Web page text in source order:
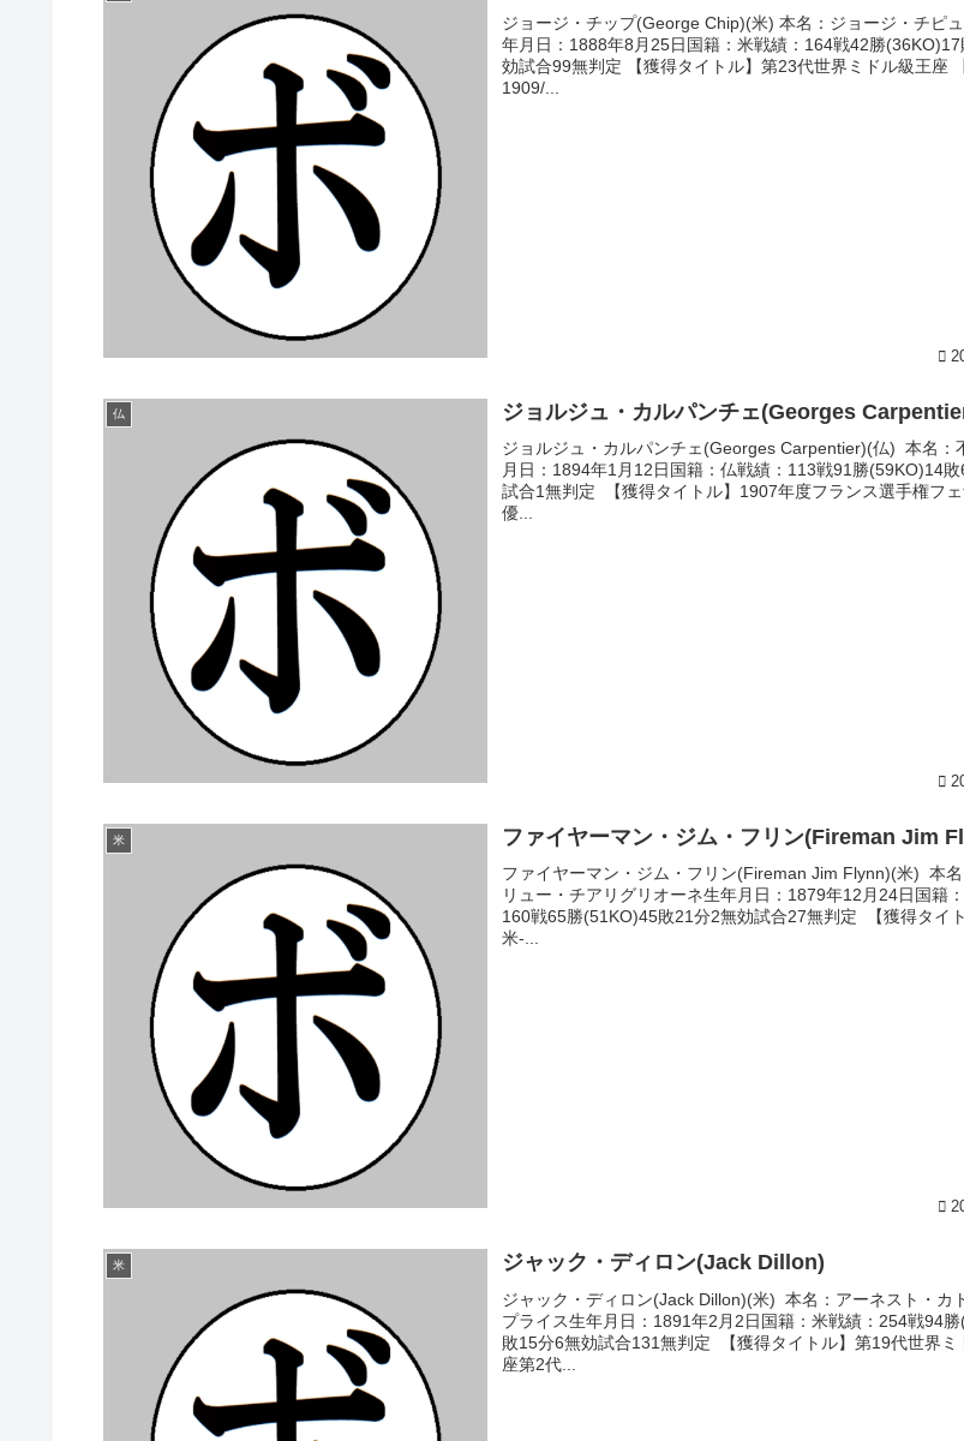
ジョージ・チップ(George Chip)(米) 本名：ジョージ・チピ
年月日：1888年8月25日国籍：米戦績：164戦42勝
効試合99無判定 【獲得タイトル】第23代世界ミドル級王座
1909/...
仏 ジョルジュ・カルパンチェ(Georges
ジョルジュ・カルパンチェ(Georges Carpentier)(仏) 本名：
月日：1894年1月12日国籍：仏戦績：113戦91勝(59KO)14敗
試合1無判定 【獲得タイトル】1907年度フランス選手権フェ
優...
米 ファイヤーマン・ジム・フリン(Fireman Jim
ファイヤーマン・ジム・フリン(Fireman Jim Flynn)(米) 本名
リュー・チアリグリオーネ生年月日：1879年12月24日国籍：
160戦65勝(51KO)45敗21分2無効試合27無判定 【獲得タイト
米-...
米 ジャック・ディロン(Jack Dillon)
ジャック・ディロン(Jack Dillon)(米) 本名：アーネスト・カ
プライス生年月日：1891年2月2日国籍：米戦績：254戦94
敗15分6無効試合131無判定 【獲得タイトル】第19代世界ミ
座第2代...